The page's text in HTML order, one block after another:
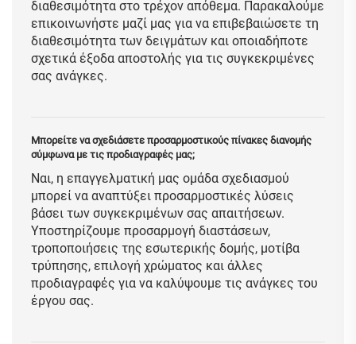
διαθεσιμότητα στο τρέχον απόθεμα. Παρακαλούμε
επικοινωνήστε μαζί μας για να επιβεβαιώσετε τη
διαθεσιμότητα των δειγμάτων και οποιαδήποτε
σχετικά έξοδα αποστολής για τις συγκεκριμένες
σας ανάγκες.
Μπορείτε να σχεδιάσετε προσαρμοστικούς πίνακες διανομής
σύμφωνα με τις προδιαγραφές μας;
Ναι, η επαγγελματική μας ομάδα σχεδιασμού
μπορεί να αναπτύξει προσαρμοστικές λύσεις
βάσει των συγκεκριμένων σας απαιτήσεων.
Υποστηρίζουμε προσαρμογή διαστάσεων,
τροποποιήσεις της εσωτερικής δομής, μοτίβα
τρύπησης, επιλογή χρώματος και άλλες
προδιαγραφές για να καλύψουμε τις ανάγκες του
έργου σας.